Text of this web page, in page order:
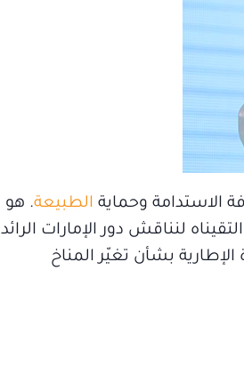
الاستدامة وحماية الطبيعة. هو
لنناقش دور الإمارات الرائد
بشأن تغيّر المناخ